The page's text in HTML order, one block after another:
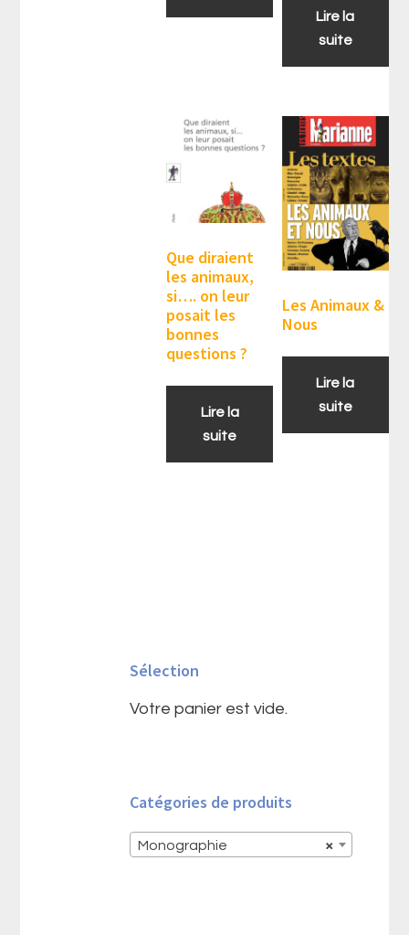
Lire la
suite
Que diraient
les animaux,
si…. on leur
posait les
bonnes
questions ?
Lire la
suite
Les Animaux &
Nous
Lire la
suite
principale
Sélection
Votre panier est vide.
Catégories de produits
×
Monographie